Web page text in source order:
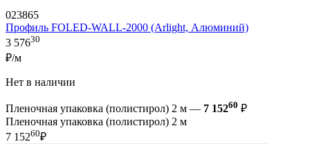
023865
Профиль FOLED-WALL-2000 (Arlight, Алюминий)
3 57630
₽/м
Нет в наличии
Пленочная упаковка (полистирол) 2 м — 7 15260 ₽
Пленочная упаковка (полистирол) 2 м
7 15260₽